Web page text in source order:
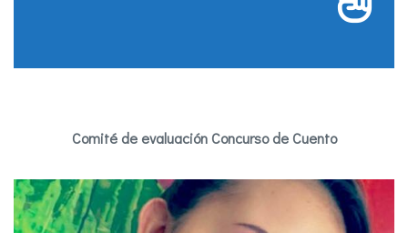
Comité de evaluación Concurso de Cuento